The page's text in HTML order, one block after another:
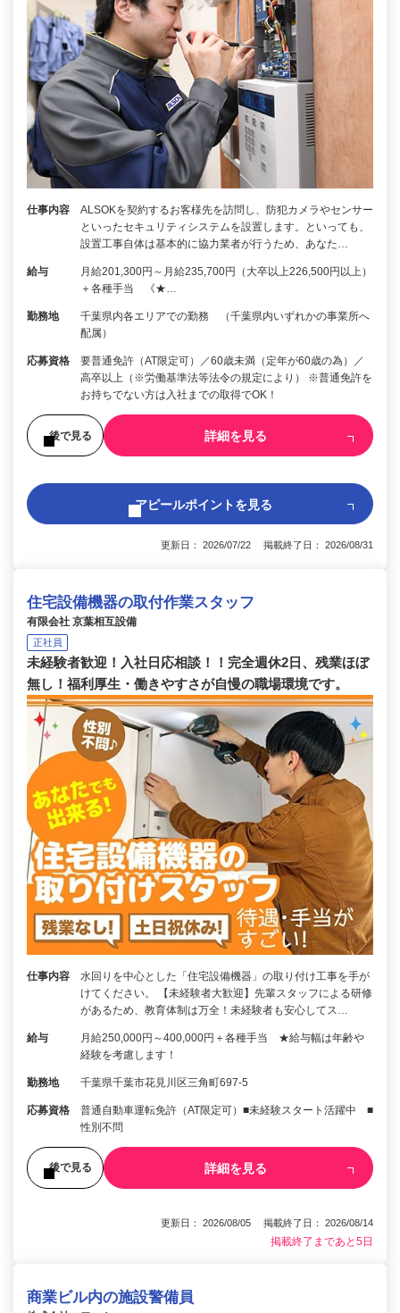
仕事内容
ALSOKを契約するお客様先を訪問し、防犯カメラやセンサー
といったセキュリティシステムを設置します。といっても、
設置工事自体は基本的に協力業者が行うため、あなた…
給与
月給201,300円～月給235,700円（大卒以上226,500円以上）
＋各種手当 《★…
勤務地
千葉県内各エリアでの勤務 （千葉県内いずれかの事業所へ
配属）
応募資格
要普通免許（AT限定可）／60歳未満（定年が60歳の為）／
高卒以上（※労働基準法等法令の規定により） ※普通免許を
お持ちでない方は入社までの取得でOK！
後で見る 詳細を見る
アピールポイントを見る
更新日： 2026/07/22 掲載終了日： 2026/08/31
住宅設備機器の取付作業スタッフ
有限会社 京葉相互設備
正社員
未経験者歓迎！入社日応相談！！完全週休2日、残業ほぼ
無し！福利厚生・働きやすさが自慢の職場環境です。
仕事内容
水回りを中心とした「住宅設備機器」の取り付け工事を手が
けてください。 【未経験者大歓迎】先輩スタッフによる研修
があるため、教育体制は万全！未経験者も安心してス…
給与
月給250,000円～400,000円＋各種手当 ★給与幅は年齢や
経験を考慮します！
勤務地 千葉県千葉市花見川区三角町697-5
応募資格
普通自動車運転免許（AT限定可）■未経験スタート活躍中 ■
性別不問
後で見る 詳細を見る
更新日： 2026/08/05 掲載終了日： 2026/08/14
掲載終了まであと5日
商業ビル内の施設警備員